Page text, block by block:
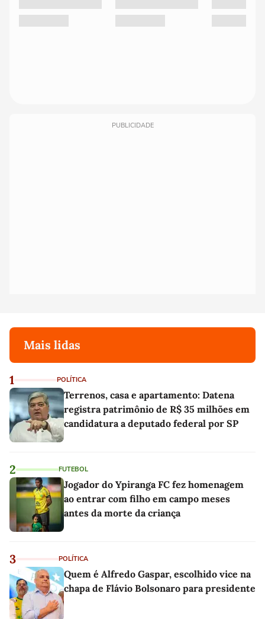
PUBLICIDADE
Mais lidas
1 POLÍTICA
Terrenos, casa e apartamento: Datena
registra patrimônio de R$ 35 milhões em
candidatura a deputado federal por SP
2 FUTEBOL
Jogador do Ypiranga FC fez homenagem
ao entrar com filho em campo meses
antes da morte da criança
3 POLÍTICA
Quem é Alfredo Gaspar, escolhido vice na
chapa de Flávio Bolsonaro para presidente